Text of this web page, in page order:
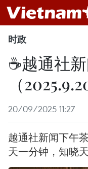
时政
☕️越通社
（
20/09/2025 11:27
越通社新闻下午
天一分钟，知晓